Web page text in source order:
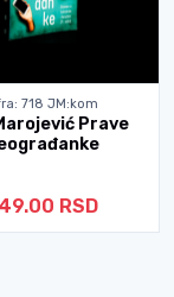
718 JM:kom
Prave
RSD